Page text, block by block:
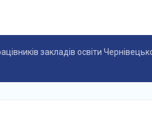
закладів освіти